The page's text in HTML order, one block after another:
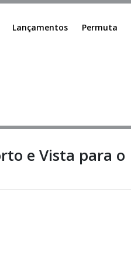
Lançamentos Permuta
e Vista para o